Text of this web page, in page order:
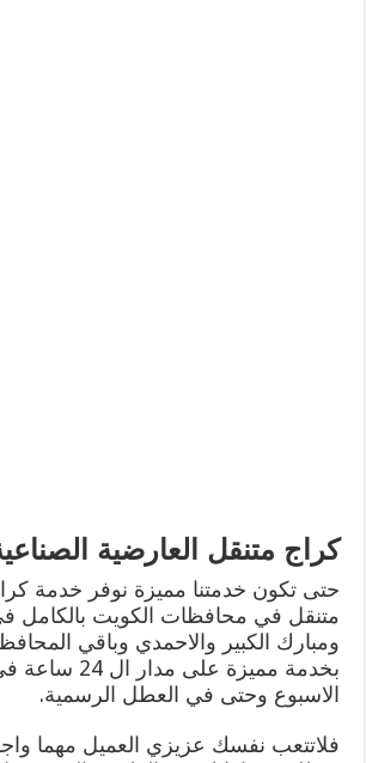
كراج متنقل العارضية
حتى تكون خدمتنا مميزة نوفر خدمة
متنقل في محافظات الكويت بالكامل
ومبارك الكبير والاحمدي وباقي
بخدمة مميزة على
الاسبوع وحتى في العطل الرسمية.
فلاتتعب نفسك عزيزي العميل مهما